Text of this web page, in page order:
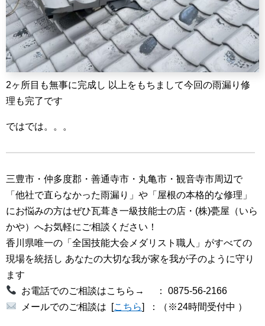
2ヶ所目も無事に完成し 以上をもちまして今回の雨漏り修
理も完了です
ではでは。。。
三豊市・仲多度郡・善通寺市・丸亀市・観音寺市周辺で
「他社で直らなかった雨漏り」や「屋根の本格的な修理」
にお悩みの方はぜひ瓦葺き一級技能士の店・(株)甍屋（いら
かや）へお気軽にご相談ください！
香川県唯一の「全国技能大会メダリスト職人」がすべての
現場を統括し あなたの大切な我が家を我が子のように守り
ます
お電話でのご相談はこちら→ ： 0875-56-2166
メールでのご相談は [こちら] ：（※24時間受付中 ）